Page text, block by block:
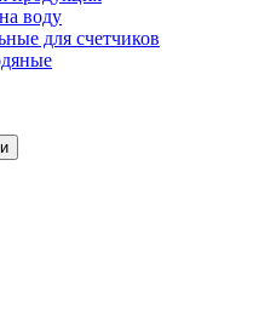
воду
для счетчиков